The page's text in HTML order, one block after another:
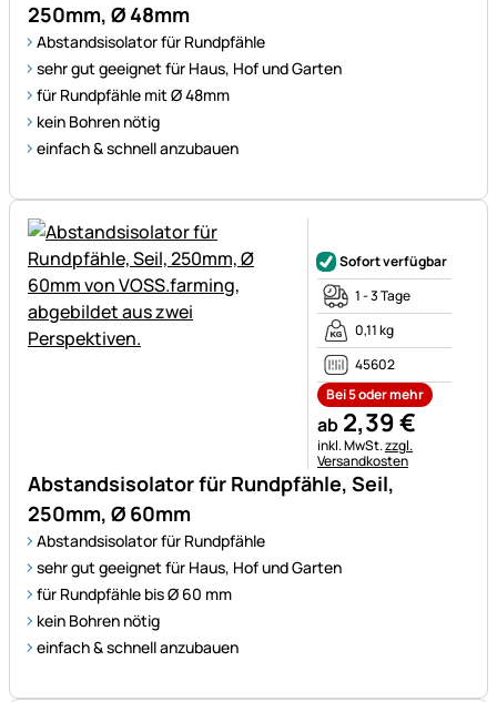
250mm, Ø 48mm
Abstandsisolator für Rundpfähle
sehr gut geeignet für Haus, Hof und Garten
für Rundpfähle mit Ø 48mm
kein Bohren nötig
einfach & schnell anzubauen
Abstandsisolator für Rundpfähle, Seil,
250mm, Ø 60mm
Abstandsisolator für Rundpfähle
sehr gut geeignet für Haus, Hof und Garten
für Rundpfähle bis Ø 60 mm
kein Bohren nötig
einfach & schnell anzubauen
Sofort verfügbar
1 - 3 Tage
0,11 kg
45602
Bei 5 oder mehr
ab 2,39€
Steuerhinweis:
inkl. MwSt.zzgl.
Versandkosten